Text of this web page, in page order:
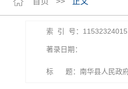
索 引 号：
著录日期：
标 题：南华县人民政府